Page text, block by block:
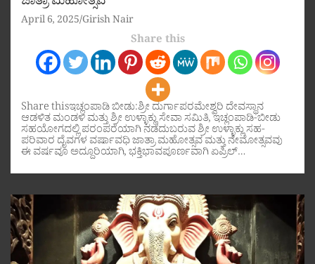
April 6, 2025 Girish Nair
Share this
Share thisಇಚ್ಲಂಪಾಡಿ ಬೀಡು:ಶ್ರೀ ದುರ್ಗಾಪರಮೇಶ್ವರಿ ದೇವಸ್ಥಾನ
ಆಡಳಿತ ಮಂಡಳಿ ಮತ್ತು ಶ್ರೀ ಉಳ್ಳಾಕ್ಲು ಸೇವಾ ಸಮಿತಿ, ಇಚ್ಲಂಪಾಡಿ-ಬೀಡು
ಸಹಯೋಗದಲ್ಲಿ ಪರಂಪರೆಯಾಗಿ ನಡೆದುಬರುವ ಶ್ರೀ ಉಳ್ಳಾಕ್ಲು ಸಹ-
ಪರಿವಾರ ದೈವಗಳ ವರ್ಷಾವಧಿ ಜಾತ್ರಾ ಮಹೋತ್ಸವ ಮತ್ತು ನೇಮೋತ್ಸವವು
ಈ ವರ್ಷವೂ ಅದ್ದೂರಿಯಾಗಿ, ಭಕ್ತಿಭಾವಪೂರ್ಣವಾಗಿ ಏಪ್ರಿಲ್…